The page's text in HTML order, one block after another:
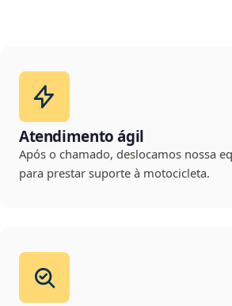
Atendimento ágil
Após o chamado, deslocamos nossa
para prestar suporte à motocicleta.